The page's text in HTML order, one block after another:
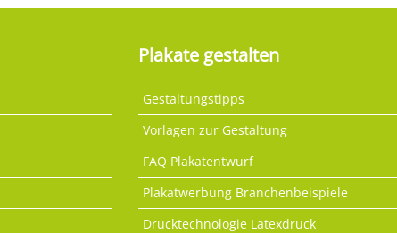
Plakate gestalten
Gestaltungstipps
Vorlagen zur Gestaltung
FAQ Plakatentwurf
Plakatwerbung Branchenbeispiele
Drucktechnologie Latexdruck